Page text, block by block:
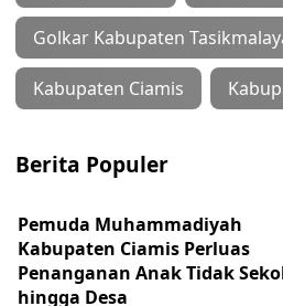
Golkar Kabupaten
Kabupaten Ciamis
Berita Populer
Pemuda Muhammadiyah
Kabupaten Ciamis Perluas
Penanganan Anak Tidak
hingga Desa